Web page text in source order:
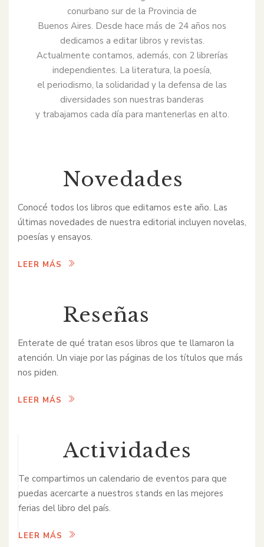
conurbano sur de la Provincia de
Buenos Aires. Desde hace más de 24 años nos
dedicamos a editar libros y revistas.
Actualmente contamos, además, con 2 librerías
independientes. La literatura, la poesía,
el periodismo, la solidaridad y la defensa de las
diversidades son nuestras banderas
y trabajamos cada día para mantenerlas en alto.
Novedades
Conocé todos los libros que editamos este año. Las
últimas novedades de nuestra editorial incluyen novelas,
poesías y ensayos.
LEER MÁS
Reseñas
Enterate de qué tratan esos libros que te llamaron la
atención. Un viaje por las páginas de los títulos que más
nos piden.
LEER MÁS
Actividades
Te compartimos un calendario de eventos para que
puedas acercarte a nuestros stands en las mejores
ferias del libro del país.
LEER MÁS